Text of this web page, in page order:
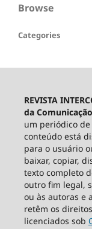
Browse
Categories
REVISTA
da
um periódico
conteúdo está
para o usuário
baixar, copiar,
texto completo
outro fim legal,
ou às autoras e
retêm os
licenciados sob